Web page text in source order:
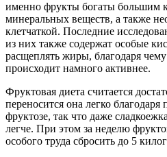
именно фрукты богаты большим
минеральных веществ, а также
клетчаткой. Последние
из них также содержат особые
расщеплять жиры, благодаря
происходит намного активнее.
Фруктовая диета считается
переносится она легко
фруктозе, так что даже
легче. При этом за неделю
особого труда сбросить до 5